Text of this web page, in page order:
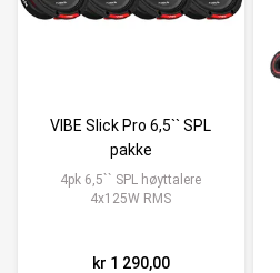
VIBE Slick Pro 6,5`` SPL
pakke
4pk 6,5`` SPL høyttalere
4x125W RMS
kr 1 290,00